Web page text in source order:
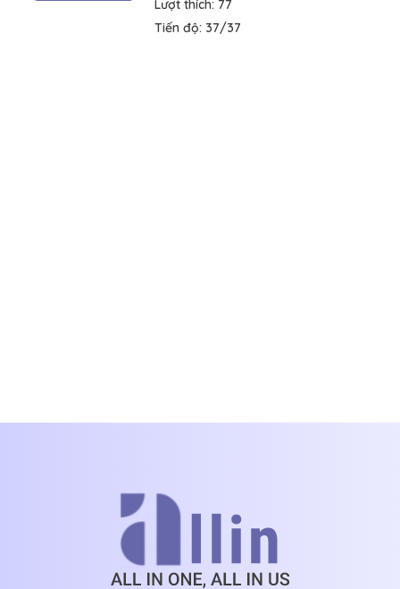
Lượt thích: 77
Tiến độ: 37/37